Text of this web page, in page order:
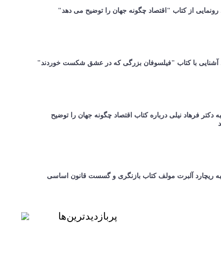
رونمایی از کتاب "اقتصاد چگونه جهان را توضیح می دهد"
آشنایی با کتاب "فیلسوفان بزرگی که در عشق شکست خوردند"
دکتر فرهاد نیلی درباره کتاب اقتصاد چگونه جهان را توضیح
ریچارد آلبرت مولف کتاب بازنگری و گسست قانون اساسی
پربازدیدترین‌ها